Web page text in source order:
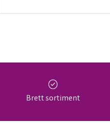
check_circle
Brett sortiment